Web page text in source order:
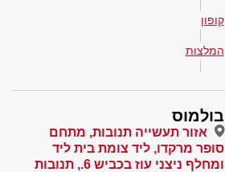
קופון
המלצות
בולמוס
אזור תעשייה תנובות, מתחם
סופר מרקדו, ליד צומת בית ליד
ומחלף ניצני עוז בכביש 6., תנובות